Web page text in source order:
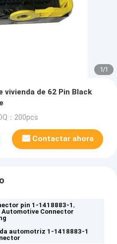
1/1
vivienda de 62 Pin Black
：200pcs
Contactar ahora
pin 1-1418883-1,
Automotive Connector
automotriz 1-1418883-1